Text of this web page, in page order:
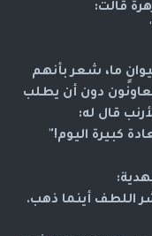
قالت:
ما، شعر بأنهم
دون أن يطلب
قال له:
كبيرة اليوم!"
اللطف أينما ذهب.